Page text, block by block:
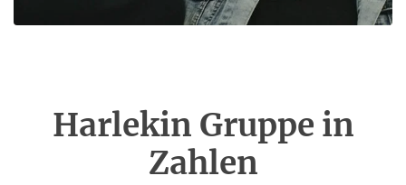
Harlekin Gruppe in
Zahlen